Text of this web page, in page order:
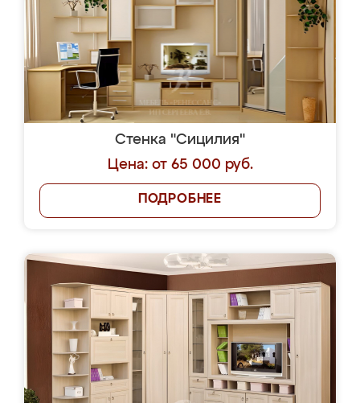
ЗАКАЗАТЬ
БЕСПЛАТНОЕ ТАКСИ
ДО НАШЕГО САЛОНА
Из любой точки Москвы и
Московской области!
Отправить
Я соглашаюсь на передачу персональных
данных согласно
конфиденциальности
Пользовательскому
соглашению